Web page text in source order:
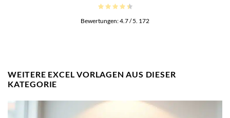
Bewertungen:4.7/ 5. 172
WEITERE EXCEL VORLAGEN AUS DIESER
KATEGORIE